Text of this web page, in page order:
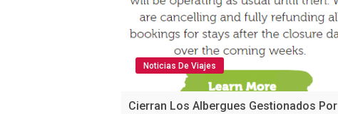
Noticias De Viajes
Cierran Los Albergues Gestionados Por